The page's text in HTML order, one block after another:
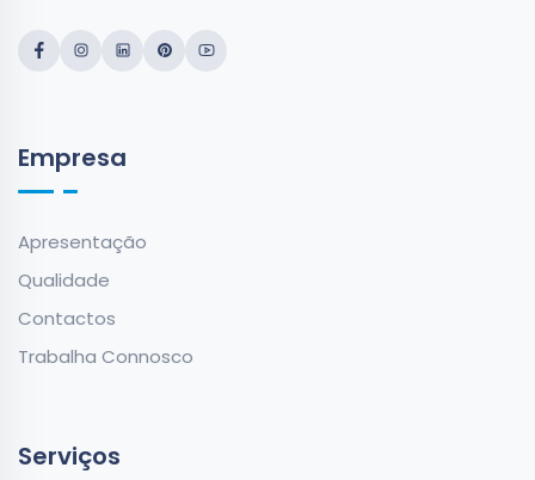
Empresa
Apresentação
Qualidade
Contactos
Trabalha Connosco
Serviços